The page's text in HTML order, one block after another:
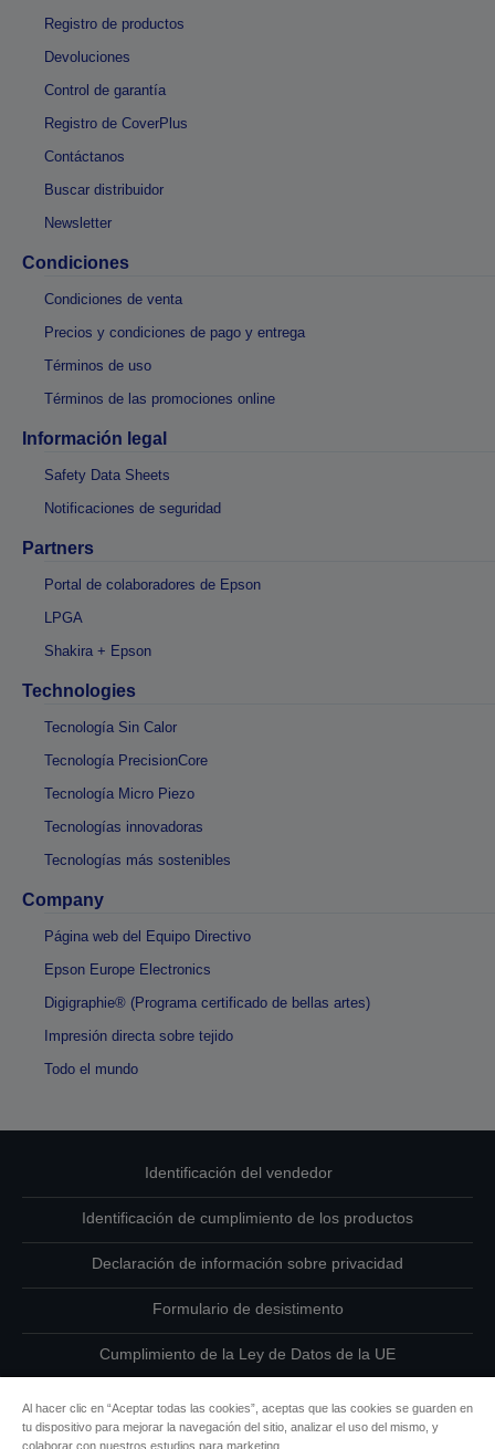
Registro de productos
Devoluciones
Control de garantía
Registro de CoverPlus
Contáctanos
Buscar distribuidor
Newsletter
Condiciones
Condiciones de venta
Precios y condiciones de pago y entrega
Términos de uso
Términos de las promociones online
Información legal
Safety Data Sheets
Notificaciones de seguridad
Partners
Portal de colaboradores de Epson
LPGA
Shakira + Epson
Technologies
Tecnología Sin Calor
Tecnología PrecisionCore
Tecnología Micro Piezo
Tecnologías innovadoras
Tecnologías más sostenibles
Company
Página web del Equipo Directivo
Epson Europe Electronics
Digigraphie® (Programa certificado de bellas artes)
Impresión directa sobre tejido
Todo el mundo
Identificación del vendedor
Identificación de cumplimiento de los productos
Declaración de información sobre privacidad
Formulario de desistimento
Cumplimiento de la Ley de Datos de la UE
Información sobre cookies
Al hacer clic en “Aceptar todas las cookies”, aceptas que las cookies se guarden en
tu dispositivo para mejorar la navegación del sitio, analizar el uso del mismo, y
colaborar con nuestros estudios para marketing.